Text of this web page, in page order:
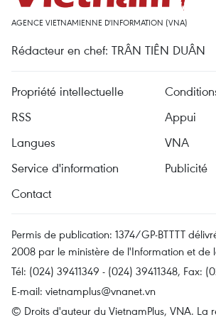
AGENCE VIETNAMIENNE D'INFORMATION (VNA)
Rédacteur en chef: TRÂN TIÊN DUÂN
Propriété intellectuelle
RSS
Appui
Langues
VNA
Service d'information
Publicité
Contact
Permis de publication: 1374/GP-BTTTT
2008 par le ministère de l'Information et de
Tél: (024) 39411349 - (024) 39411348, Fax:
E-mail: vietnamplus@vnanet.vn
© Droits d'auteur du VietnamPlus, VNA. La